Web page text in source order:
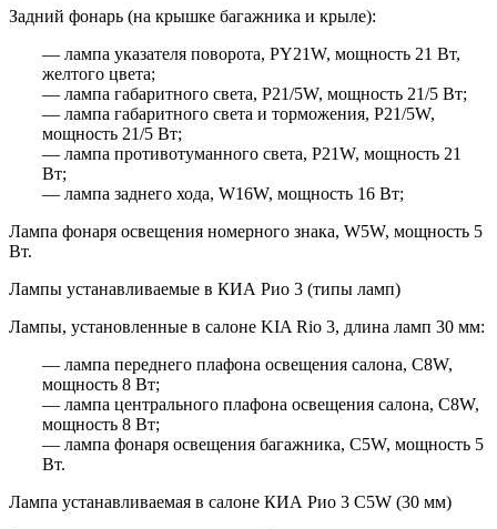
Задний фонарь (на крышке багажника и крыле):
— лампа указателя поворота, PY21W, мощность 21 Вт,
желтого цвета;
— лампа габаритного света, P21/5W, мощность 21/5 Вт;
— лампа габаритного света и торможения, P21/5W,
мощность 21/5 Вт;
— лампа противотуманного света, P21W, мощность 21
Вт;
— лампа заднего хода, W16W, мощность 16 Вт;
Лампа фонаря освещения номерного знака, W5W, мощность 5
Вт.
Лампы устанавливаемые в КИА Рио 3 (типы ламп)
Лампы, установленные в салоне KIA Rio 3, длина ламп 30 мм:
— лампа переднего плафона освещения салона, С8W,
мощность 8 Вт;
— лампа центрального плафона освещения салона, С8W,
мощность 8 Вт;
— лампа фонаря освещения багажника, С5W, мощность 5
Вт.
Лампа устанавливаемая в салоне КИА Рио 3 C5W (30 мм)